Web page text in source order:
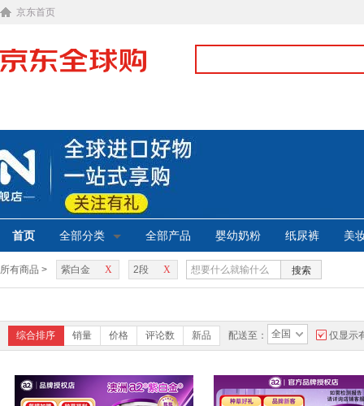
京东首页
首页 全部分类 全部产品 婴幼奶粉 纸尿裤 美
所有商品 > X
紫白金 X
2段 搜索
综合排序 销量 价格 评论数 新品 配送至： 全国 仅显示